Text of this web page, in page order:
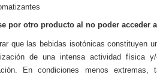
por otro producto al no poder acceder
que las bebidas isotónicas constituyen
de una intensa actividad física
En condiciones menos extremas,